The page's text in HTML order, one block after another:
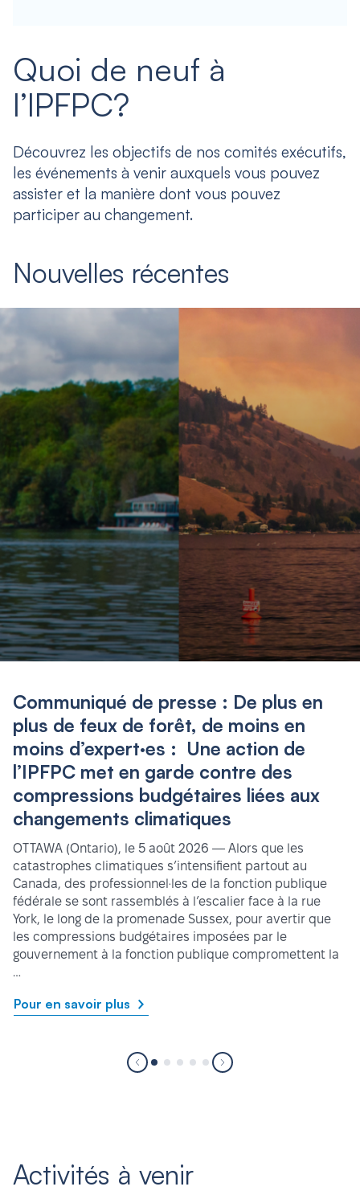
Quoi de neuf à
l’IPFPC?
Découvrez les objectifs de nos comités exécutifs,
les événements à venir auxquels vous pouvez
assister et la manière dont vous pouvez
participer au changement.
Nouvelles récentes
Communiqué de presse : De plus en
plus de feux de forêt, de moins en
moins d’expert·es : Une action de
l’IPFPC met en garde contre des
compressions budgétaires liées aux
changements climatiques
OTTAWA (Ontario), le 5 août 2026 — Alors que les
catastrophes climatiques s’intensifient partout au
Canada, des professionnel·les de la fonction publique
fédérale se sont rassemblés à l’escalier face à la rue
York, le long de la promenade Sussex, pour avertir que
les compressions budgétaires imposées par le
gouvernement à la fonction publique compromettent la
…
Pour en savoir plus
Activités à venir